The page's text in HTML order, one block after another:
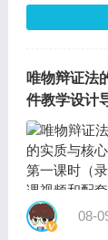
唯物辩证法
件教学设计
08-